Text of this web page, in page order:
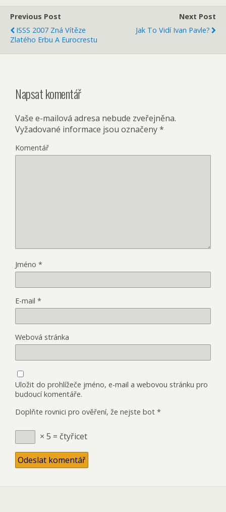
Previous Post
ISSS 2007 Zná Vítěze
Zlatého Erbu A Eurocrestu
Next Post
Jak To Vidí Ivan Pavle?
Napsat komentář
Vaše e-mailová adresa nebude zveřejněna.
Vyžadované informace jsou označeny*
Komentář
Jméno *
E-mail *
Webová stránka
Uložit do prohlížeče jméno, e-mail a webovou stránku pro
budoucí komentáře.
Doplňte rovnici pro ověření, že nejste bot *
× 5 = čtyřicet